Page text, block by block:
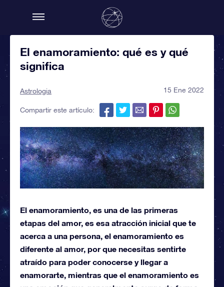
El enamoramiento: qué es y qué
significa
Astrologia 15 Ene 2022
Compartir este artículo:
El enamoramiento, es una de las primeras
etapas del amor, es esa atracción inicial que te
acerca a una persona, el enamoramiento es
diferente al amor, por que necesitas sentirte
atraído para poder conocerse y llegar a
enamorarte, mientras que el enamoramiento es